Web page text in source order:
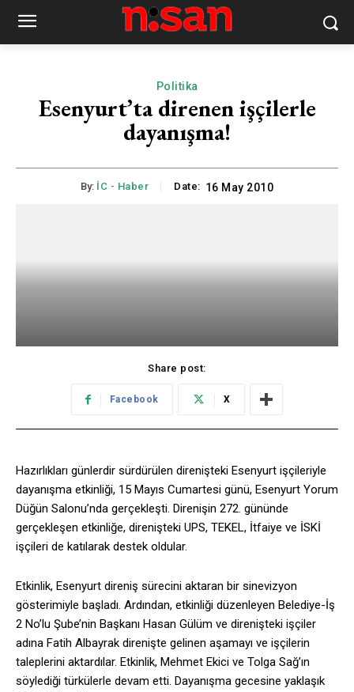
Politika
Esenyurt’ta direnen işçilerle
dayanışma!
By: İC - Haber Date: 16 May 2010
Share post:
Facebook X
Hazırlıkları günlerdir sürdürülen direnişteki Esenyurt işçileriyle
dayanışma etkinliği, 15 Mayıs Cumartesi günü, Esenyurt Yorum
Düğün Salonu’nda gerçekleşti. Direnişin 272. gününde
gerçekleşen etkinliğe, direnişteki UPS, TEKEL, İtfaiye ve İSKİ
işçileri de katılarak destek oldular.
Etkinlik, Esenyurt direniş sürecini aktaran bir sinevizyon
gösterimiyle başladı. Ardından, etkinliği düzenleyen Belediye-İş
2 No’lu Şube’nin Başkanı Hasan Gülüm ve direnişteki işçiler
adına Fatih Albayrak direnişte gelinen aşamayı ve işçilerin
taleplerini aktardılar. Etkinlik, Mehmet Ekici ve Tolga Sağ’ın
söylediği türkülerle devam etti. Dayanışma gecesine yaklaşık